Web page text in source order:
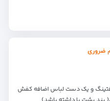
ضروری
و یک دست لباس اضافه کفش